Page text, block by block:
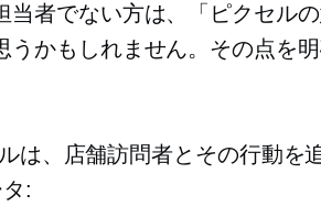
当者でない方は、「ピクセル
うかもしれません。その点を
は、店舗訪問者とその行動を
: